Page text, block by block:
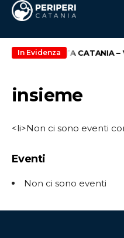
In Evidenza
NUOVA ROTTA CATANIA –
insieme
<li>Non ci sono eventi
Eventi
Non ci sono eventi